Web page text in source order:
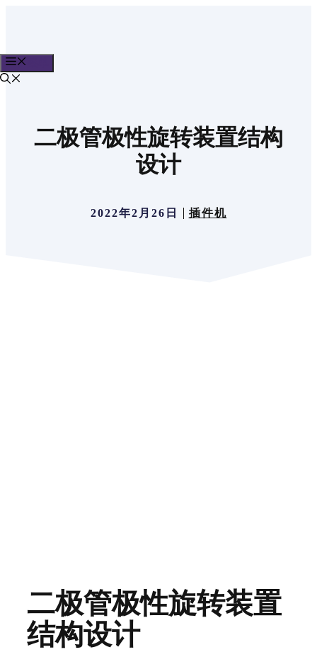
内
容
二极管极性旋转装置结构
设计
2022年2月26日 插件机
二极管极性旋转装置
结构设计